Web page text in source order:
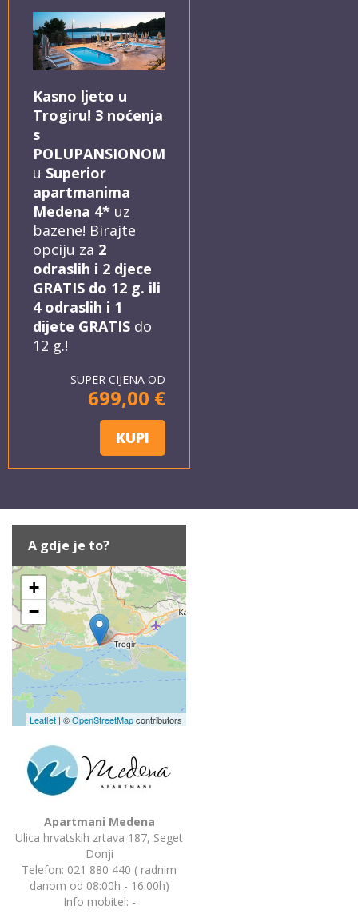
Kasno ljeto u
Trogiru! 3 noćenja
s
POLUPANSIONOM
u Superior
apartmanima
Medena 4* uz
bazene! Birajte
opciju za 2
odraslih i 2 djece
GRATIS do 12 g. ili
4 odraslih i 1
dijete GRATIS do
12 g.!
SUPER CIJENA OD
699,00 €
KUPI
A gdje je to?
+
−
Leaflet | ©OpenStreetMapcontributors
Apartmani Medena
Ulica hrvatskih zrtava 187, Seget
Donji
Telefon: 021 880 440 ( radnim
danom od 08:00h - 16:00h)
Info mobitel: -